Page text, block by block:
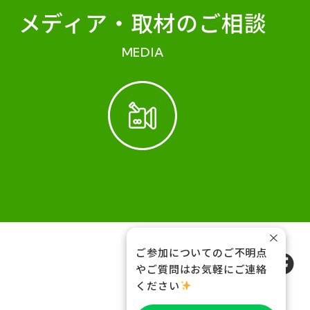
メディア・ 取材のご相談
MEDIA
FOLLOW US
ご参加についてのご不明点
やご質問はお気軽にご連絡
ください
×